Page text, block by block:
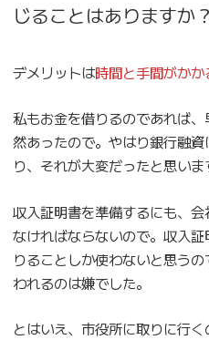
じることはありますか？
デメリットは時間と手間がかか
私もお金を借りるのであれば
然あったので。やはり銀行融
り、それが大変だったと思いま
収入証明書を準備するにも、
なければならないので。収入
りることしか使わないと思う
われるのは嫌でした。
とはいえ、市役所に取りに行く